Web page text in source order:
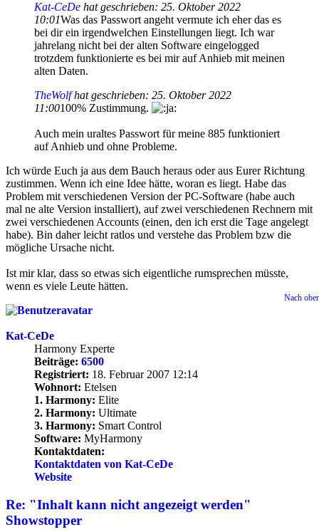
Kat-CeDe hat geschrieben: 25. Oktober 2022
10:01Was das Passwort angeht vermute ich eher das es
bei dir ein irgendwelchen Einstellungen liegt. Ich war
jahrelang nicht bei der alten Software eingelogged
trotzdem funktionierte es bei mir auf Anhieb mit meinen
alten Daten.
TheWolfhat geschrieben: 25. Oktober 2022
11:00100% Zustimmung.
Auch mein uraltes Passwort für meine 885 funktioniert
auf Anhieb und ohne Probleme.
Ich würde Euch ja aus dem Bauch heraus oder aus Eurer Richtung
zustimmen. Wenn ich eine Idee hätte, woran es liegt. Habe das
Problem mit verschiedenen Version der PC-Software (habe auch
mal ne alte Version installiert), auf zwei verschiedenen Rechnern mit
zwei verschiedenen Accounts (einen, den ich erst die Tage angelegt
habe). Bin daher leicht ratlos und verstehe das Problem bzw die
mögliche Ursache nicht.
Ist mir klar, dass so etwas sich eigentliche rumsprechen müsste,
wenn es viele Leute hätten.
Nach
Kat-CeDe
Harmony Experte
Beiträge: 6500
Registriert: 18. Februar 2007 12:14
Wohnort: Etelsen
1. Harmony: Elite
2. Harmony: Ultimate
3. Harmony: Smart Control
Software: MyHarmony
Kontaktdaten:
Kontaktdaten von Kat-CeDe
Website
Re: "Inhalt kann nicht angezeigt werden"
Showstopper